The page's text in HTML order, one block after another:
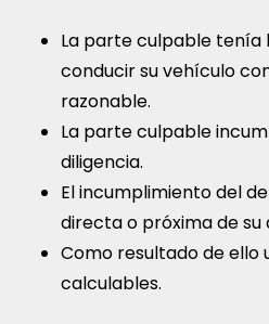
La parte culpable tenía
conducir su vehículo
razonable.
La parte culpable
diligencia.
El incumplimiento del
directa o próxima de su
Como resultado de ello
calculables.